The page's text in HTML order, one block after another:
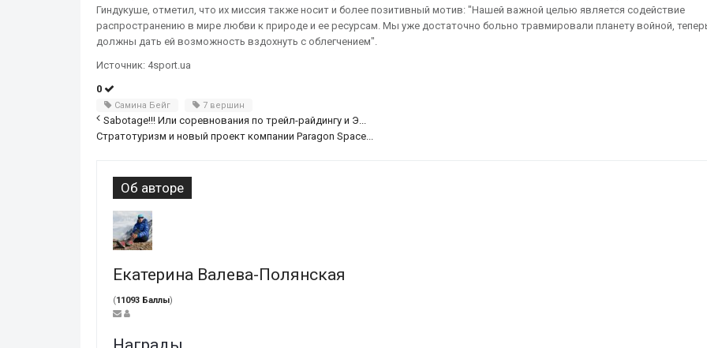
Гиндукуше, отметил, что их миссия также носит и более позитивный мотив: "Нашей важной целью является содействие
распространению в мире любви к природе и ее ресурсам. Мы уже достаточно больно травмировали планету войной,
должны дать ей возможность вздохнуть с облегчением".
Источник: 4sport.ua
0
Самина Бейг 7 вершин
Sabotage!!! Или соревнования по трейл-райдингу и Э...
Стратотуризм и новый проект компании Paragon Space...
Об авторе
Екатерина Валева-Полянская
(11093 Баллы)